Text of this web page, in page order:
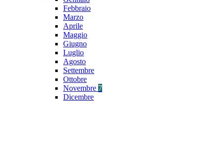
Febbraio
Marzo
Aprile
Maggio
Giugno
Luglio
Agosto
Settembre
Ottobre
Novembre 7
Dicembre